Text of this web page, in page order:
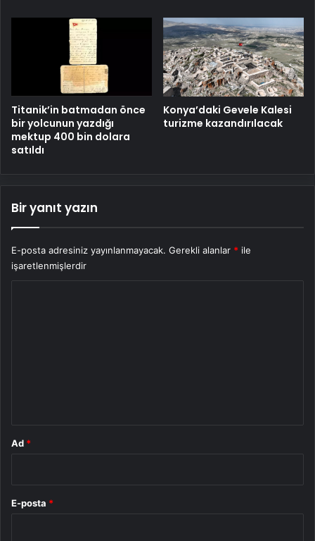
Titanik’in batmadan önce
bir yolcunun yazdığı
mektup 400 bin dolara
satıldı
Konya’daki Gevele Kalesi
turizme kazandırılacak
Bir yanıt yazın
E-posta adresiniz yayınlanmayacak. Gerekli alanlar * ile
işaretlenmişlerdir
Ad *
E-posta *